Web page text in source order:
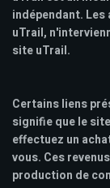
indépendant.
uTrail,
site uTrail.
Certains liens
signifie que le
effectuez un
vous. Ces
production de